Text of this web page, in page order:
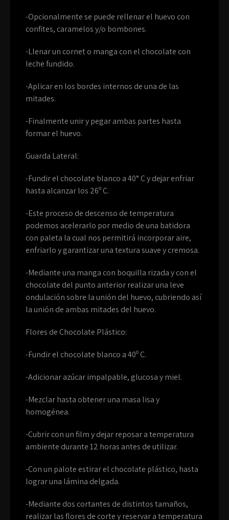
-Opcionalmente se puede rellenar el huevo con
confites, caramelos y/o bombones.
-Llenar un cornet o manga con el chocolate con
leche fundido.
-Aplicar en los bordes internos de una de las
mitades.
-Finalmente unir y pegar ambas partes hasta
formar el huevo.
Guarda Lateral:
-Fundir el chocolate blanco a 40° C y dejar enfriar
hasta alcanzar los 26º C.
-Este proceso de descenso de temperatura
podemos acelerarlo por medio de una batidora
con paleta la cual nos permitirá incorporar aire,
enfriarlo y garantizar una textura suave y cremosa.
-Mediante una manga con boquilla rizada y con el
chocolate del punto anterior realizar una leve
ondulación sobre la unión del huevo, cubriendo así
la unión de ambas mitades del huevo.
Flores de Chocolate Plástico:
-Fundir el chocolate blanco a 40º C.
-Adicionar azúcar impalpable, glucosa y miel.
-Mezclar hasta obtener una masa lisa y
homogénea.
-Cubrir con un film y dejar reposar a temperatura
ambiente durante 12 horas antes de utilizar.
-Con un palote estirar el chocolate plástico, hasta
lograr una lámina delgada.
-Mediante dos cortantes de distintos tamaños,
realizar las flores de corte y reservar a temperatura